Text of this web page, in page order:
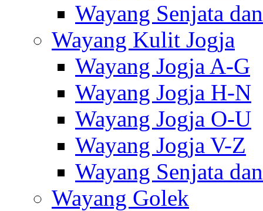
Wayang Senjata
Wayang Kulit Jogja
Wayang Jogja A-G
Wayang Jogja H-N
Wayang Jogja O-U
Wayang Jogja V-Z
Wayang Senjata
Wayang Golek